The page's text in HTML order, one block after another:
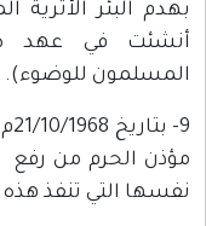
بهدم البئر الأثرية
أنشئت في عهد
المسلمون للوضوء).
مؤذن الحرم من رفع
نفسها التي تنفذ